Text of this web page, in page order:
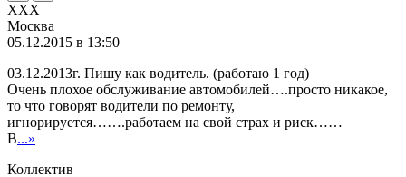
XXX
Москва
05.12.2015 в 13:50
03.12.2013г. Пишу как водитель. (работаю 1 год)
Очень плохое обслуживание автомобилей….просто никакое,
то что говорят водители по ремонту,
игнорируется…….работаем на свой страх и риск……
В...»
Коллектив